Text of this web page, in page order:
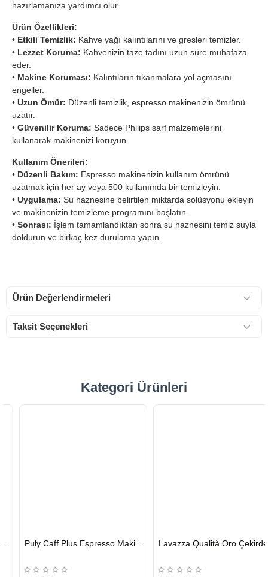
hazırlamanıza yardımcı olur.
Ürün Özellikleri:
• Etkili Temizlik: Kahve yağı kalıntılarını ve gresleri temizler.
• Lezzet Koruma: Kahvenizin taze tadını uzun süre muhafaza
eder.
• Makine Koruması: Kalıntıların tıkanmalara yol açmasını
engeller.
• Uzun Ömür: Düzenli temizlik, espresso makinenizin ömrünü
uzatır.
• Güvenilir Koruma: Sadece Philips sarf malzemelerini
kullanarak makinenizi koruyun.
Kullanım Önerileri:
• Düzenli Bakım: Espresso makinenizin kullanım ömrünü
uzatmak için her ay veya 500 kullanımda bir temizleyin.
• Uygulama: Su haznesine belirtilen miktarda solüsyonu ekleyin
ve makinenizin temizleme programını başlatın.
• Sonrası: İşlem tamamlandıktan sonra su haznesini temiz suyla
doldurun ve birkaç kez durulama yapın.
Ürün Değerlendirmeleri
Taksit Seçenekleri
Kategori Ürünleri
GÖNDERİ
Puly Caff Plus Espresso Makinesi Temizleyici Tablet 100 x 1.35 G
GÖNDERİ
Lavazza Qualità Oro Çekirdek Kahve 1 KG x 2